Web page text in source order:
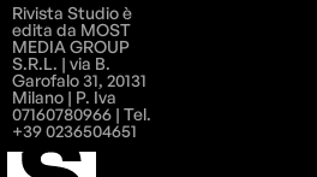
Rivista Studio è
edita da MOST
MEDIA GROUP
S.R.L. | via B.
Garofalo 31, 20131
Milano | P. Iva
07160780966 | Tel.
+39 0236504651